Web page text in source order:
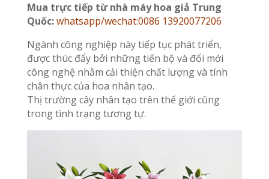
Mua trực tiếp từ nhà máy hoa giả Trung
Quốc:whatsapp/wechat:0086 13920077206
Ngành công nghiệp này tiếp tục phát triển,
được thúc đẩy bởi những tiến bộ và đổi mới
công nghệ nhằm cải thiện chất lượng và tính
chân thực của hoa nhân tạo.
Thị trường cây nhân tạo trên thế giới cũng
trong tình trạng tương tự.